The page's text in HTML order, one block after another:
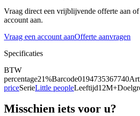
Vraag direct een vrijblijvende offerte aan
account aan.
Vraag een account aanOfferte aanvragen
Specificaties
BTW
percentage21%Barcode0194735367740
priceSerieLittle peopleLeeftijd12M+
Misschien iets voor u?